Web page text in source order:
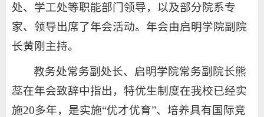
处、学工处等职能部门领导，以及部分院系专
家、领导出席了年会活动。年会由启明学院副院
长黄刚主持。
教务处常务副处长、启明学院常务副院长熊
蕊在年会致辞中指出，特优生制度在我校已经实
施20多年，是实施“优才优育”、培养具有国际竞